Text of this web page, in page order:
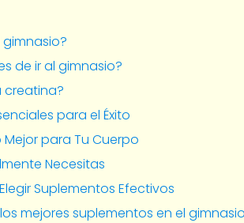
de ir al gimnasio?
creatina?
para el Éxito
para Tu Cuerpo
Necesitas
Suplementos Efectivos
mejores suplementos en el